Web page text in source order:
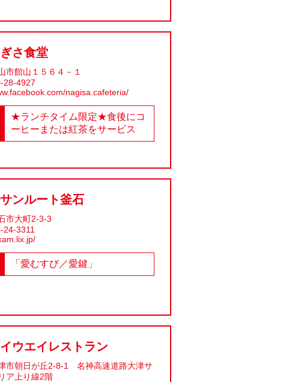
さ食堂
市館山１５６４－１
28-4927
nagisa.cafeteria/
★ランチタイム限定★食後にコ
ーヒーまたは紅茶をサービス
ンルート釜石
市大町2-3-3
24-3311
「愛むすび／愛鍵」
ウエイレストラン
市朝日が丘2-8-1 名神高速道路大津サ
ア上り線2階